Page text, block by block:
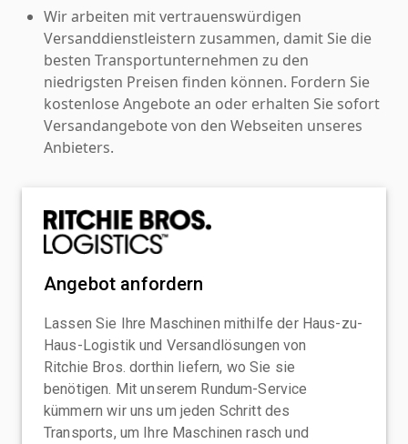
Wir arbeiten mit vertrauenswürdigen
Versanddienstleistern zusammen, damit Sie die
besten Transportunternehmen zu den
niedrigsten Preisen finden können. Fordern Sie
kostenlose Angebote an oder erhalten Sie sofort
Versandangebote von den Webseiten unseres
Anbieters.
Angebot anfordern
Lassen Sie Ihre Maschinen mithilfe der Haus-zu-
Haus-Logistik und Versandlösungen von
Ritchie Bros. dorthin liefern, wo Sie sie
benötigen. Mit unserem Rundum-Service
kümmern wir uns um jeden Schritt des
Transports, um Ihre Maschinen rasch und